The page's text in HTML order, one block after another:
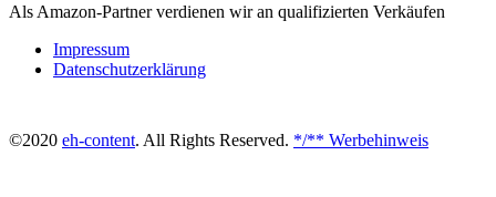
Als Amazon-Partner verdienen wir an qualifizierten Verkäufen
Impressum
Datenschutzerklärung
©2020 eh-content. All Rights Reserved. */** Werbehinweis